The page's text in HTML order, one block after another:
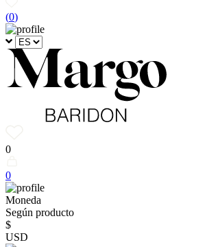
(0)
0
0
Moneda
Según producto
$
USD